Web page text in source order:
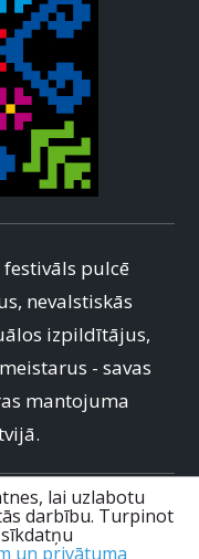
pulcē
nevalstiskās
izpildītājus,
- savas
mantojuma
lai uzlabotu
darbību. Turpinot
un privātuma